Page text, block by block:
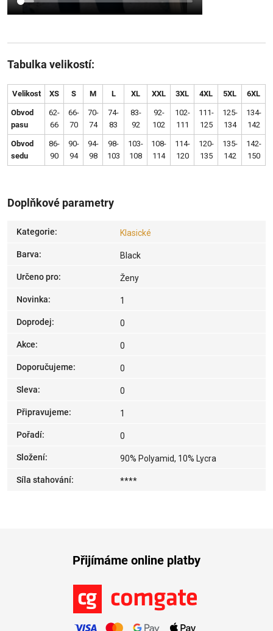
Tabulka velikostí:
Velikost XS S M L XL XXL 3XL 4XL 5XL 6XL
Obvod
pasu
62-
66
66-
70
70-
74
74-
83
83-
92
92-
102
102-
111
111-
125
125-
134
134-
142
Obvod
sedu
86-
90
90-
94
94-
98
98-
103
103-
108
108-
114
114-
120
120-
135
135-
142
142-
150
Doplňkové parametry
Kategorie: Klasické
Barva: Black
Určeno pro: Ženy
Novinka: 1
Doprodej: 0
Akce: 0
Doporučujeme: 0
Sleva: 0
Připravujeme: 1
Pořadí: 0
Složení: 90% Polyamid, 10% Lycra
Síla stahování: ****
Přijímáme online platby